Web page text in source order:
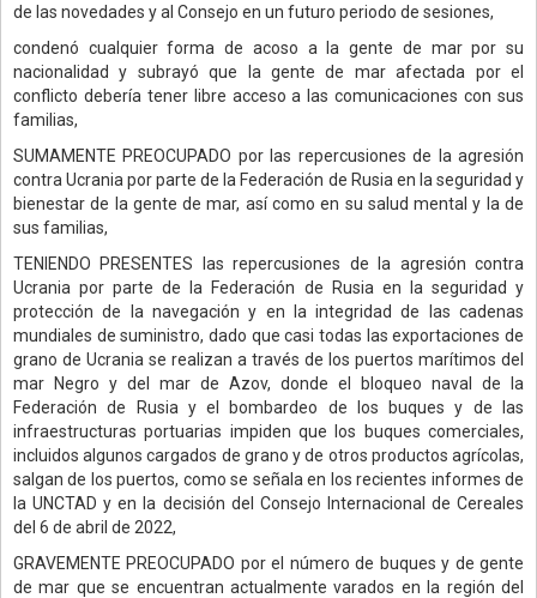
de las novedades y al Consejo en un futuro periodo de sesiones,
condenó cualquier forma de acoso a la gente de mar por su
nacionalidad y subrayó que la gente de mar afectada por el
conflicto debería tener libre acceso a las comunicaciones con sus
familias,
SUMAMENTE PREOCUPADO por las repercusiones de la agresión
contra Ucrania por parte de la Federación de Rusia en la seguridad y
bienestar de la gente de mar, así como en su salud mental y la de
sus familias,
TENIENDO PRESENTES las repercusiones de la agresión contra
Ucrania por parte de la Federación de Rusia en la seguridad y
protección de la navegación y en la integridad de las cadenas
mundiales de suministro, dado que casi todas las exportaciones de
grano de Ucrania se realizan a través de los puertos marítimos del
mar Negro y del mar de Azov, donde el bloqueo naval de la
Federación de Rusia y el bombardeo de los buques y de las
infraestructuras portuarias impiden que los buques comerciales,
incluidos algunos cargados de grano y de otros productos agrícolas,
salgan de los puertos, como se señala en los recientes informes de
la UNCTAD y en la decisión del Consejo Internacional de Cereales
del 6 de abril de 2022,
GRAVEMENTE PREOCUPADO por el número de buques y de gente
de mar que se encuentran actualmente varados en la región del